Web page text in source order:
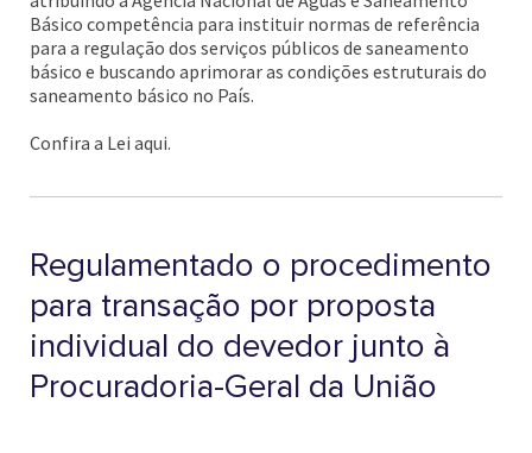
Básico competência para instituir normas de referência
para a regulação dos serviços públicos de saneamento
básico e buscando aprimorar as condições estruturais do
saneamento básico no País.
Confira a Lei aqui.
Regulamentado o procedimento
para transação por proposta
individual do devedor junto à
Procuradoria-Geral da União